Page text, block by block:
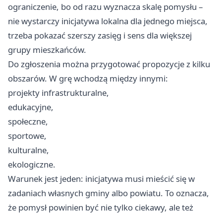
ograniczenie, bo od razu wyznacza skalę pomysłu –
nie wystarczy inicjatywa lokalna dla jednego miejsca,
trzeba pokazać szerszy zasięg i sens dla większej
grupy mieszkańców.
Do zgłoszenia można przygotować propozycje z kilku
obszarów. W grę wchodzą między innymi:
projekty infrastrukturalne,
edukacyjne,
społeczne,
sportowe,
kulturalne,
ekologiczne.
Warunek jest jeden: inicjatywa musi mieścić się w
zadaniach własnych gminy albo powiatu. To oznacza,
że pomysł powinien być nie tylko ciekawy, ale też